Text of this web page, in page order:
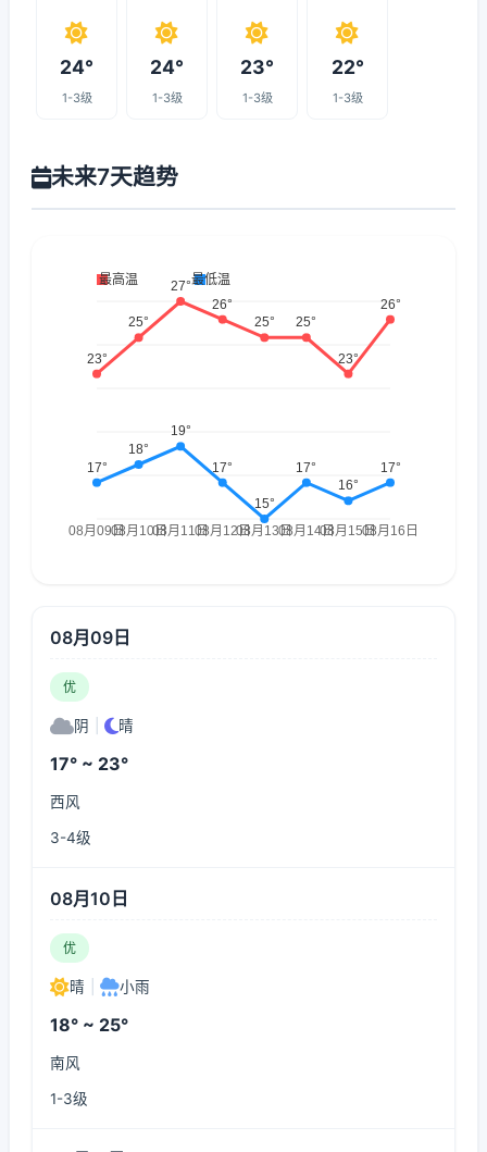
24°
1-3级
24°
1-3级
23°
1-3级
22°
1-3级
未来7天趋势
08月09日
优
阴 晴
17° ~ 23°
西风
3-4级
08月10日
优
晴 小雨
18° ~ 25°
南风
1-3级